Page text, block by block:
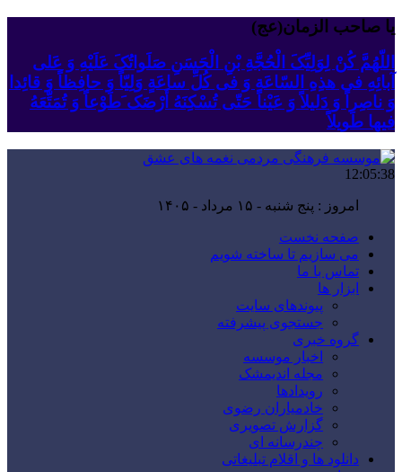
یا صاحب الزمان(عج)
اللّهُمَّ کُنْ لِوَلِیِّکَ الْحُجَّةِ بْنِ الْحَسَنِ صَلَواتُکَ عَلَیْهِ وَ عَلى
آبائِهِ فی هذِهِ السّاعَةِ وَ فی کُلِّ ساعَةٍ وَلِیّاً وَ حافِظاً وَ قائِدا
‏وَ ناصِراً وَ دَلیلاً وَ عَیْناً حَتّى تُسْکِنَهُ أَرْضَک َطَوْعاً وَ تُمَتِّعَهُ
فیها طَویلاً
12:05:40
برابر با : 22 - صفر - 1448
صفحه نخست
می سازیم تا ساخته شویم
تماس با ما
ابزار ها
پیوندهای سایت
جستجوی پیشرفته
گروه خبری
اخبار موسسه
مجله اندیمشک
رویدادها
خادمیاران رضوی
گزارش تصویری
چندرسانه ای
دانلود ها و اقلام تبلیغاتی